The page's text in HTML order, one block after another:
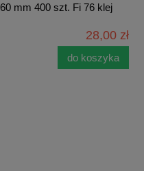
mm 400 szt. Fi 76 klej
28,00 zł
do koszyka